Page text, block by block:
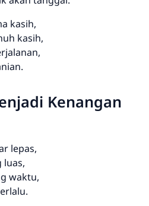
kasih,
kasih,
Kenangan
lepas,
luas,
waktu,